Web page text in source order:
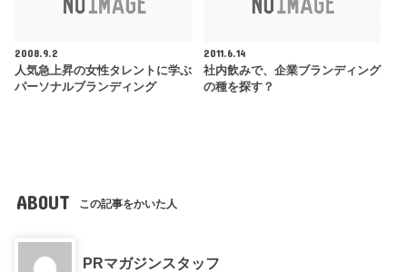
2008.9.2
人気急上昇の女性タレントに学ぶ
パーソナルブランディング
2011.6.14
社内飲みで、企業ブランディング
の種を探す？
ABOUT この記事をかいた人
PRマガジンスタッフ